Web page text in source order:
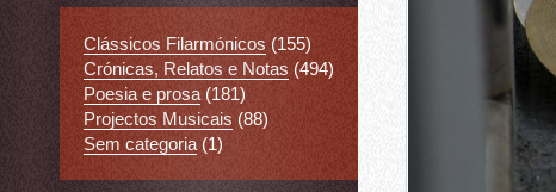
Clássicos Filarmónicos (155)
Crónicas, Relatos e Notas (494)
Poesia e prosa (181)
Projectos Musicais (88)
Sem categoria (1)